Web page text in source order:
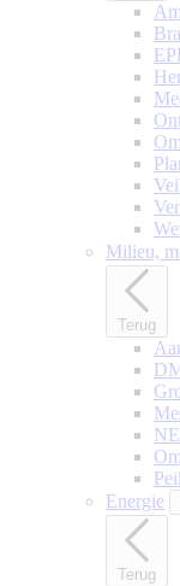
Milieu,
Terug
Energie
Terug